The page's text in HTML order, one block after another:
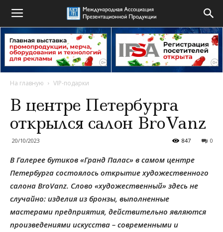
На главную VIP-подарки
В центре Петербурга
открылся салон BroVanz
20/10/2023 0
847
В Галерее бутиков «Гранд Палас» в самом центре
Петербурга состоялось открытие художественного
салона BroVanz. Слово «художественный» здесь не
случайно: изделия из бронзы, выполненные
мастерами предприятия, действительно являются
произведениями искусства – современными и